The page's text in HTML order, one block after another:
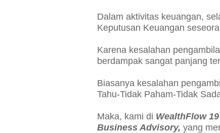
Dalam aktivitas keuangan,
Keputusan Keuangan
Karena kesalahan
berdampak sangat panjang
Biasanya kesalahan
Tahu-Tidak Paham-Tidak
Maka, kami di WealthFlow
Business Advisory, yang